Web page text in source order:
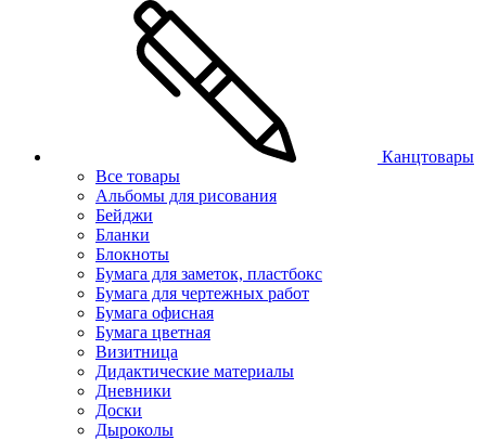
Канцтовары
Все товары
Альбомы для рисования
Бейджи
Бланки
Блокноты
Бумага для заметок, пластбокс
Бумага для чертежных работ
Бумага офисная
Бумага цветная
Визитница
Дидактические материалы
Дневники
Доски
Дыроколы